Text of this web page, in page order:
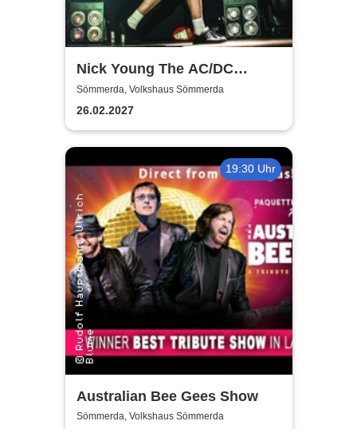
Nick Young The AC/DC
Master-Band
Sömmerda, Volkshaus Sömmerda
26.02.2027
19:30 Uhr
Australian Bee Gees Show
Sömmerda, Volkshaus Sömmerda